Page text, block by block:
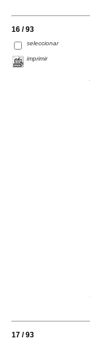
16 / 93
seleccionar
imprimir
17 / 93